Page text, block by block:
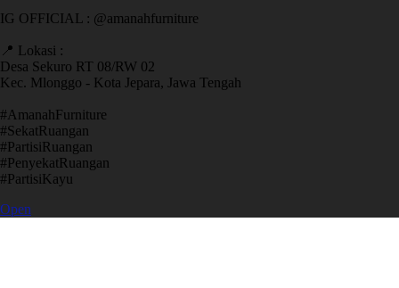
IG OFFICIAL : @amanahfurniture
📍 Lokasi :
Desa Sekuro RT 08/RW 02
Kec. Mlonggo - Kota Jepara, Jawa Tengah
​#AmanahFurniture
​#SekatRuangan
​#PartisiRuangan
​#PenyekatRuangan
​#PartisiKayu
Open